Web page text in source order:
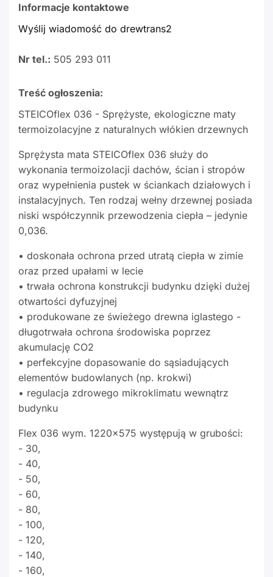
Informacje kontaktowe
Wyślij wiadomość do drewtrans2
Nr tel.: 505 293 011
Treść ogłoszenia:
STEICOflex 036 - Sprężyste, ekologiczne maty
termoizolacyjne z naturalnych włókien drzewnych
Sprężysta mata STEICOflex 036 służy do
wykonania termoizolacji dachów, ścian i stropów
oraz wypełnienia pustek w ściankach działowych i
instalacyjnych. Ten rodzaj wełny drzewnej posiada
niski współczynnik przewodzenia ciepła – jedynie
0,036.
• doskonała ochrona przed utratą ciepła w zimie
oraz przed upałami w lecie
• trwała ochrona konstrukcji budynku dzięki dużej
otwartości dyfuzyjnej
• produkowane ze świeżego drewna iglastego -
długotrwała ochrona środowiska poprzez
akumulację CO2
• perfekcyjne dopasowanie do sąsiadujących
elementów budowlanych (np. krokwi)
• regulacja zdrowego mikroklimatu wewnątrz
budynku
Flex 036 wym. 1220x575 występują w grubości:
- 30,
- 40,
- 50,
- 60,
- 80,
- 100,
- 120,
- 140,
- 160,